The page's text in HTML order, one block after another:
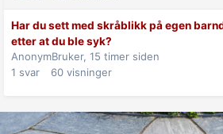
Har du sett med skråblikk på egen
etter at du ble syk?
AnonymBruker, 15 timer siden
1 svar 60 visninger